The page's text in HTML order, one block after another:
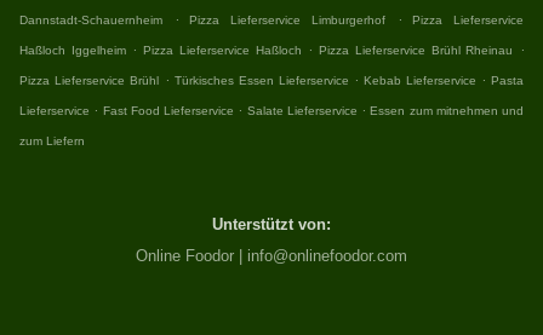
Dannstadt-Schauernheim . Pizza Lieferservice Limburgerhof . Pizza Lieferservice
Haßloch Iggelheim . Pizza Lieferservice Haßloch . Pizza Lieferservice Brühl Rheinau .
Pizza Lieferservice Brühl . Türkisches Essen Lieferservice . Kebab Lieferservice . Pasta
Lieferservice . Fast Food Lieferservice . Salate Lieferservice . Essen zum mitnehmen und
zum Liefern
Unterstützt von:
Online Foodor | info@onlinefoodor.com